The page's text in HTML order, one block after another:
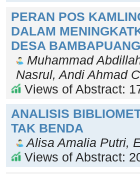
PERAN POS
DALAM
DESA
Muhammad
Nasrul, Andi Ahmad
Views of Abstract:
ANALISIS
TAK BENDA
Alisa Amalia Putri,
Views of Abstract: